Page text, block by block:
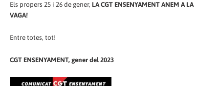
Els propers 25 i 26 de gener, LA CGT ENSENYAMENT ANEM A LA
VAGA!
Entre totes, tot!
CGT ENSENYAMENT, gener del 2023